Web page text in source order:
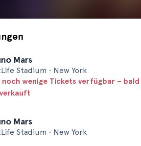
Mars
Stadium • New York
noch wenige Tickets verfügbar – bald
Mars
Stadium • New York